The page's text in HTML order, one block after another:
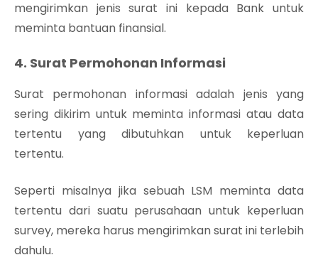
mengirimkan jenis surat ini kepada Bank untuk
meminta bantuan finansial.
4. Surat Permohonan Informasi
Surat permohonan informasi adalah jenis yang
sering dikirim untuk meminta informasi atau data
tertentu yang dibutuhkan untuk keperluan
tertentu.
Seperti misalnya jika sebuah LSM meminta data
tertentu dari suatu perusahaan untuk keperluan
survey, mereka harus mengirimkan surat ini terlebih
dahulu.